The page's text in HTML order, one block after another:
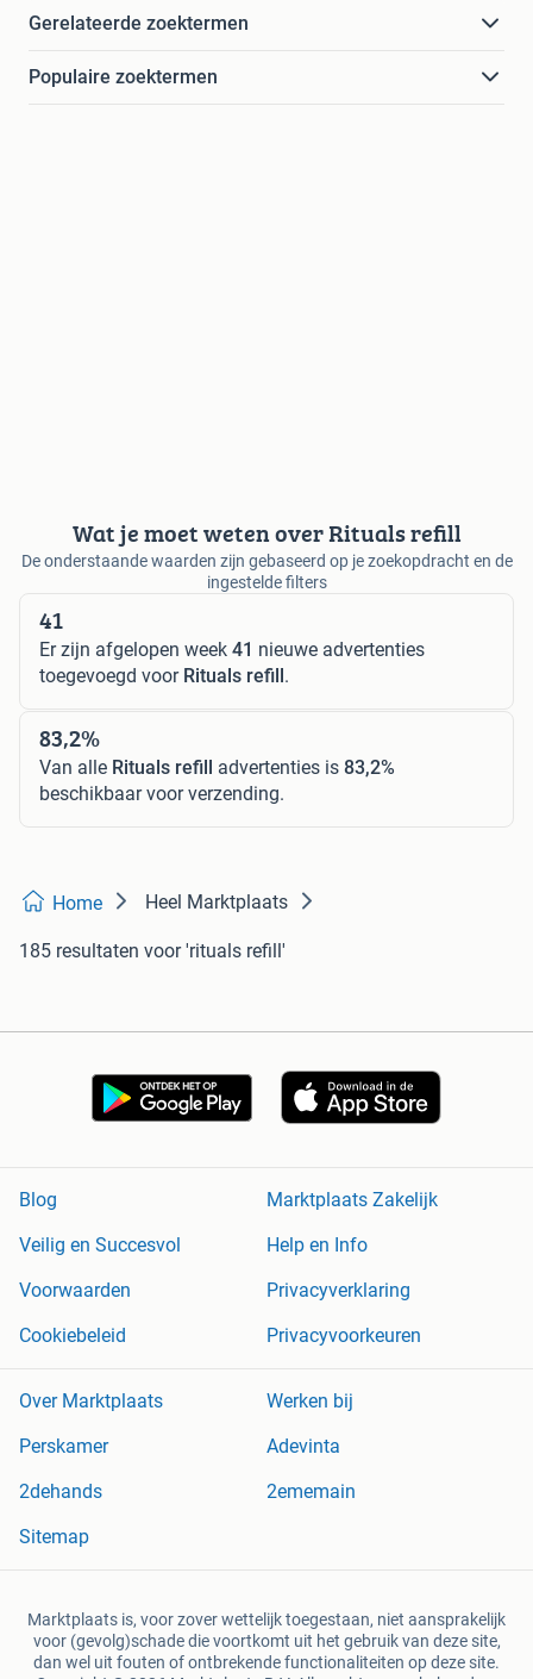
Gerelateerde zoektermen
Populaire zoektermen
Wat je moet weten over Rituals refill
De onderstaande waarden zijn gebaseerd op je zoekopdracht en de
ingestelde filters
41
Er zijn afgelopen week 41 nieuwe advertenties
toegevoegd voor Rituals refill .
83,2%
Van alle Rituals refill advertenties is 83,2%
beschikbaar voor verzending.
Home Heel Marktplaats
185 resultaten voor 'rituals refill'
Blog
Marktplaats Zakelijk
Veilig en Succesvol
Help en Info
Voorwaarden
Privacyverklaring
Cookiebeleid
Privacyvoorkeuren
Over Marktplaats
Werken bij
Perskamer
Adevinta
2dehands
2ememain
Sitemap
Marktplaats is, voor zover wettelijk toegestaan, niet aansprakelijk
voor (gevolg)schade die voortkomt uit het gebruik van deze site,
dan wel uit fouten of ontbrekende functionaliteiten op deze site.